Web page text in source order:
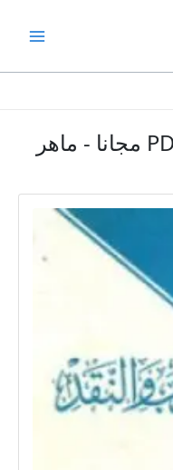
قراءة في الأدب والنقد PDF مجانا - ماهر